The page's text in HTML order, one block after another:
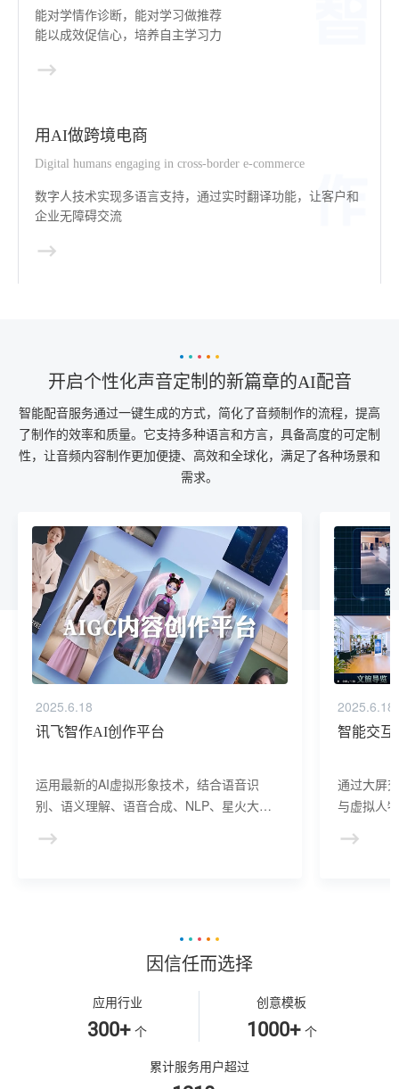
能对学情作诊断，能对学习做推荐
能以成效促信心，培养自主学习力
用AI做跨境电商
Digital humans engaging in cross-border e-commerce
数字人技术实现多语言支持，通过实时翻译功能，让客户和
企业无障碍交流
开启个性化声音定制的新篇章的AI配音
智能配音服务通过一键生成的方式，简化了音频制作的流程，提高
了制作的效率和质量。它支持多种语言和方言，具备高度的可定制
性，让音频内容制作更加便捷、高效和全球化，满足了各种场景和
需求。
2025.6.18
讯飞智作AI创作平台
运用最新的AI虚拟形象技术，结合语音识
别、语义理解、语音合成、NLP、星火大模
建、AI驱动、多模态交互的多场景虚拟人产
2025.6.18
智能交互
通过大屏
与虚拟人
景，可广
因信任而选择
应用行业
300+ 个
创意模板
1000+ 个
累计服务用户超过